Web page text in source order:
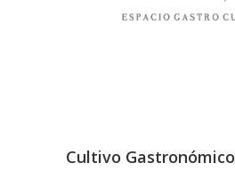
Cultivo Gastronómico